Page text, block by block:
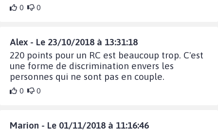
0 0
Alex - Le 23/10/2018 à 13:31:18
220 points pour un RC est beaucoup trop. C'est
une forme de discrimination envers les
personnes qui ne sont pas en couple.
0 0
Marion - Le 01/11/2018 à 11:16:46